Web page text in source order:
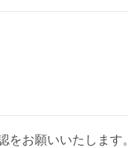
お願いいたします。